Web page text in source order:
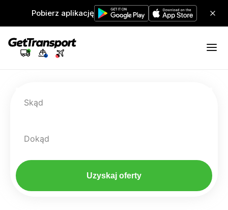
Pobierz aplikację
Skąd
Dokąd
Uzyskaj oferty